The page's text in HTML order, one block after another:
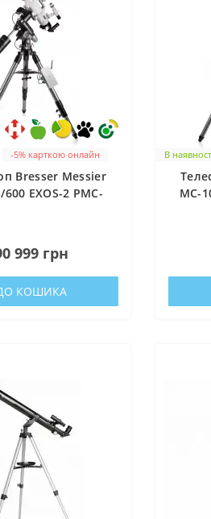
-5% карткою онлайн
Bresser Messier
600 EXOS-2 PMC-
999 грн
КОШИКА
В
MC-
банк України
Сили України
— фонд компетентної
обладнання, яке допомагає
квадрокоптери, автомобілі,